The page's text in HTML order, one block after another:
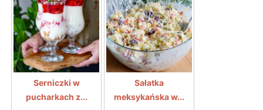
Serniczki w
pucharkach z...
Sałatka
meksykańska w...